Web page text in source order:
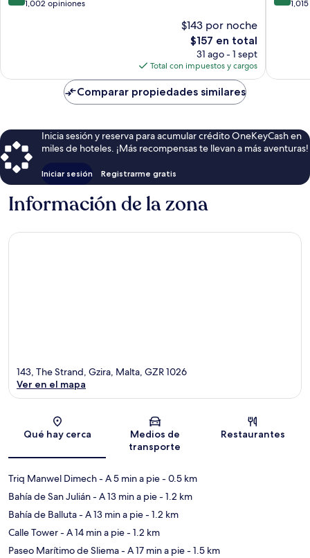
de 1,002 opiniones
$143 por noche
El
precio
actual
es
de
$157
$157 en total
31 ago - 1 sept
Total con impuestos y cargos
Gzira
de
Comparar propiedades similares
Inicia sesión y reserva para acumular crédito OneKeyCash en
miles de hoteles. ¡Más recompensas te llevan a más aventuras!
Iniciar sesión Registrarme gratis
Información de la zona
Sección del mapa
143, The Strand, Gzira, Malta, GZR 1026
Ver en el mapa
Qué hay cerca
Medios de
transporte
Restaurantes
Triq Manwel Dimech- A 5 min a pie- 0.5 km
Bahía de San Julián- A 13 min a pie- 1.2 km
Bahía de Balluta- A 13 min a pie- 1.2 km
Calle Tower- A 14 min a pie- 1.2 km
Paseo Marítimo de Sliema- A 17 min a pie- 1.5 km